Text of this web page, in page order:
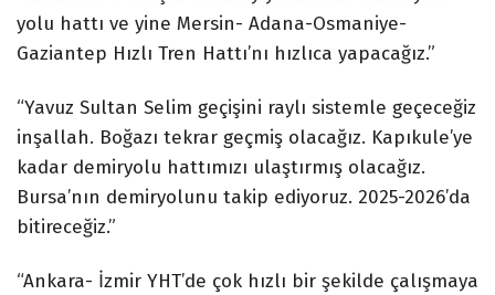
yolu hattı ve yine Mersin- Adana-Osmaniye-
Gaziantep Hızlı Tren Hattı’nı hızlıca yapacağız.”
“Yavuz Sultan Selim geçişini raylı sistemle geçeceğiz
inşallah. Boğazı tekrar geçmiş olacağız. Kapıkule’ye
kadar demiryolu hattımızı ulaştırmış olacağız.
Bursa’nın demiryolunu takip ediyoruz. 2025-2026’da
bitireceğiz.”
“Ankara- İzmir YHT’de çok hızlı bir şekilde çalışmaya